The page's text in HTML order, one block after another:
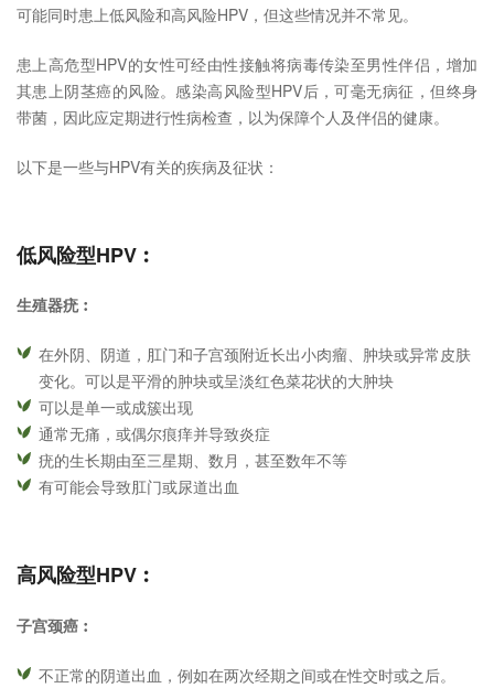
可能同时患上低风险和高风险HPV，但这些情况并不常见。
患上高危型HPV的女性可经由性接触将病毒传染至男性伴侣，增加
其患上阴茎癌的风险。感染高风险型HPV后，可毫无病征，但终身
带菌，因此应定期进行性病检查，以为保障个人及伴侣的健康。
以下是一些与HPV有关的疾病及征状：
低风险型HPV︰
生殖器疣︰
在外阴、阴道，肛门和子宫颈附近长出小肉瘤、肿块或异常皮肤
变化。可以是平滑的肿块或呈淡红色菜花状的大肿块
可以是单一或成簇出现
通常无痛，或偶尔痕痒并导致炎症
疣的生长期由至三星期、数月，甚至数年不等
有可能会导致肛门或尿道出血
高风险型HPV︰
子宫颈癌︰
不正常的阴道出血，例如在两次经期之间或在性交时或之后。